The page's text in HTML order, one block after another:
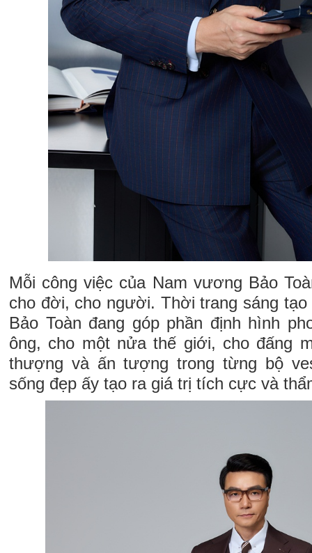
Mỗi công việc của Nam vương Bảo
cho đời, cho người. Thời trang sáng tạo
Bảo Toàn đang góp phần định hình
ông, cho một nửa thế giới, cho đấng
thượng và ấn tượng trong từng bộ
sống đẹp ấy tạo ra giá trị tích cực và